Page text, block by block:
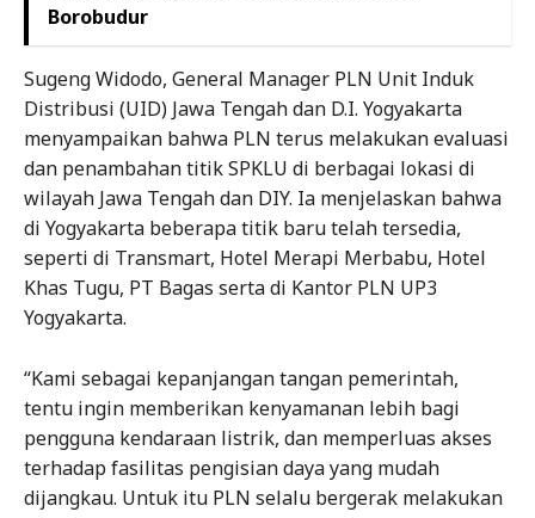
Borobudur
Sugeng Widodo, General Manager PLN Unit Induk
Distribusi (UID) Jawa Tengah dan D.I. Yogyakarta
menyampaikan bahwa PLN terus melakukan evaluasi
dan penambahan titik SPKLU di berbagai lokasi di
wilayah Jawa Tengah dan DIY. Ia menjelaskan bahwa
di Yogyakarta beberapa titik baru telah tersedia,
seperti di Transmart, Hotel Merapi Merbabu, Hotel
Khas Tugu, PT Bagas serta di Kantor PLN UP3
Yogyakarta.
“Kami sebagai kepanjangan tangan pemerintah,
tentu ingin memberikan kenyamanan lebih bagi
pengguna kendaraan listrik, dan memperluas akses
terhadap fasilitas pengisian daya yang mudah
dijangkau. Untuk itu PLN selalu bergerak melakukan